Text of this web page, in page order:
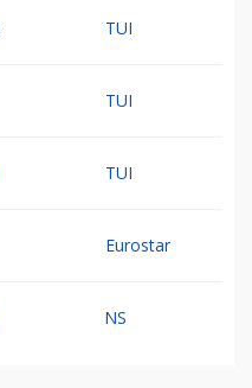
TUI
TUI
TUI
Eurostar
NS